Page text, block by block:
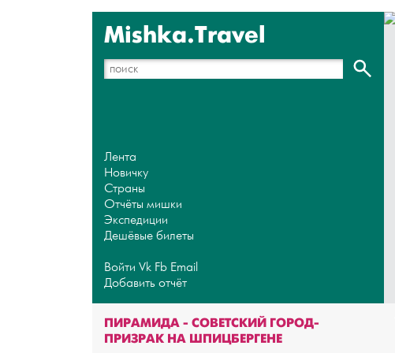
Mishka.Travel
Лента
Новичку
Страны
Отчёты мишки
Экспедиции
Дешёвые билеты
Войти Vk Fb Email
Добавить отчёт
ПИРАМИДА - СОВЕТСКИЙ ГОРОД-
ПРИЗРАК НА ШПИЦБЕРГЕНЕ